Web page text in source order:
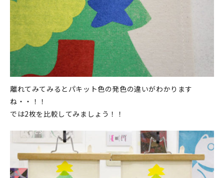
離れてみてみるとパキット色の発色の違いがわかります
ね・・！！
では2枚を比較してみましょう！！